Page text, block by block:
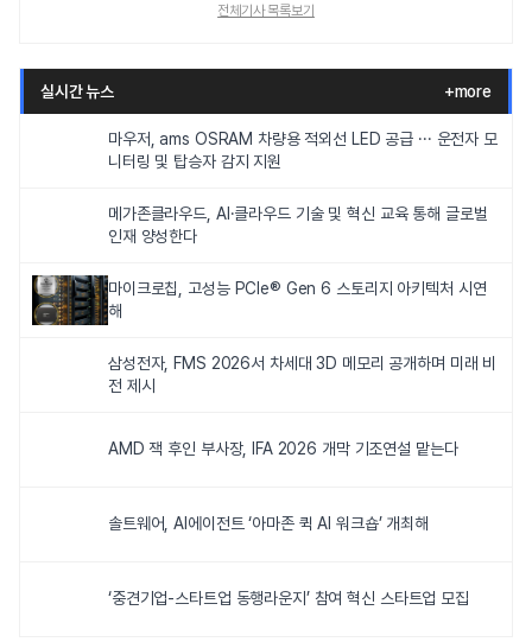
전체기사 목록보기
실시간 뉴스 +more
마우저, ams OSRAM 차량용 적외선 LED 공급 ··· 운전자 모
니터링 및 탑승자 감지 지원
메가존클라우드, AI·클라우드 기술 및 혁신 교육 통해 글로벌
인재 양성한다
마이크로칩, 고성능 PCIe® Gen 6 스토리지 아키텍처 시연
해
삼성전자, FMS 2026서 차세대 3D 메모리 공개하며 미래 비
전 제시
AMD 잭 후인 부사장, IFA 2026 개막 기조연설 맡는다
솔트웨어, AI에이전트 ‘아마존 퀵 AI 워크숍’ 개최해
‘중견기업-스타트업 동행라운지’ 참여 혁신 스타트업 모집